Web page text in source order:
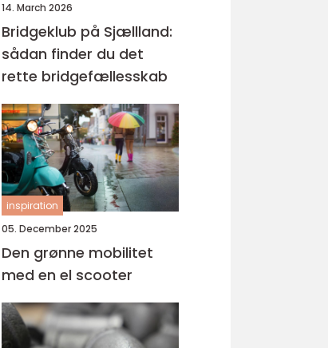
14. March 2026
Bridgeklub på Sjællland:
sådan finder du det
rette bridgefællesskab
inspiration
05. December 2025
Den grønne mobilitet
med en el scooter